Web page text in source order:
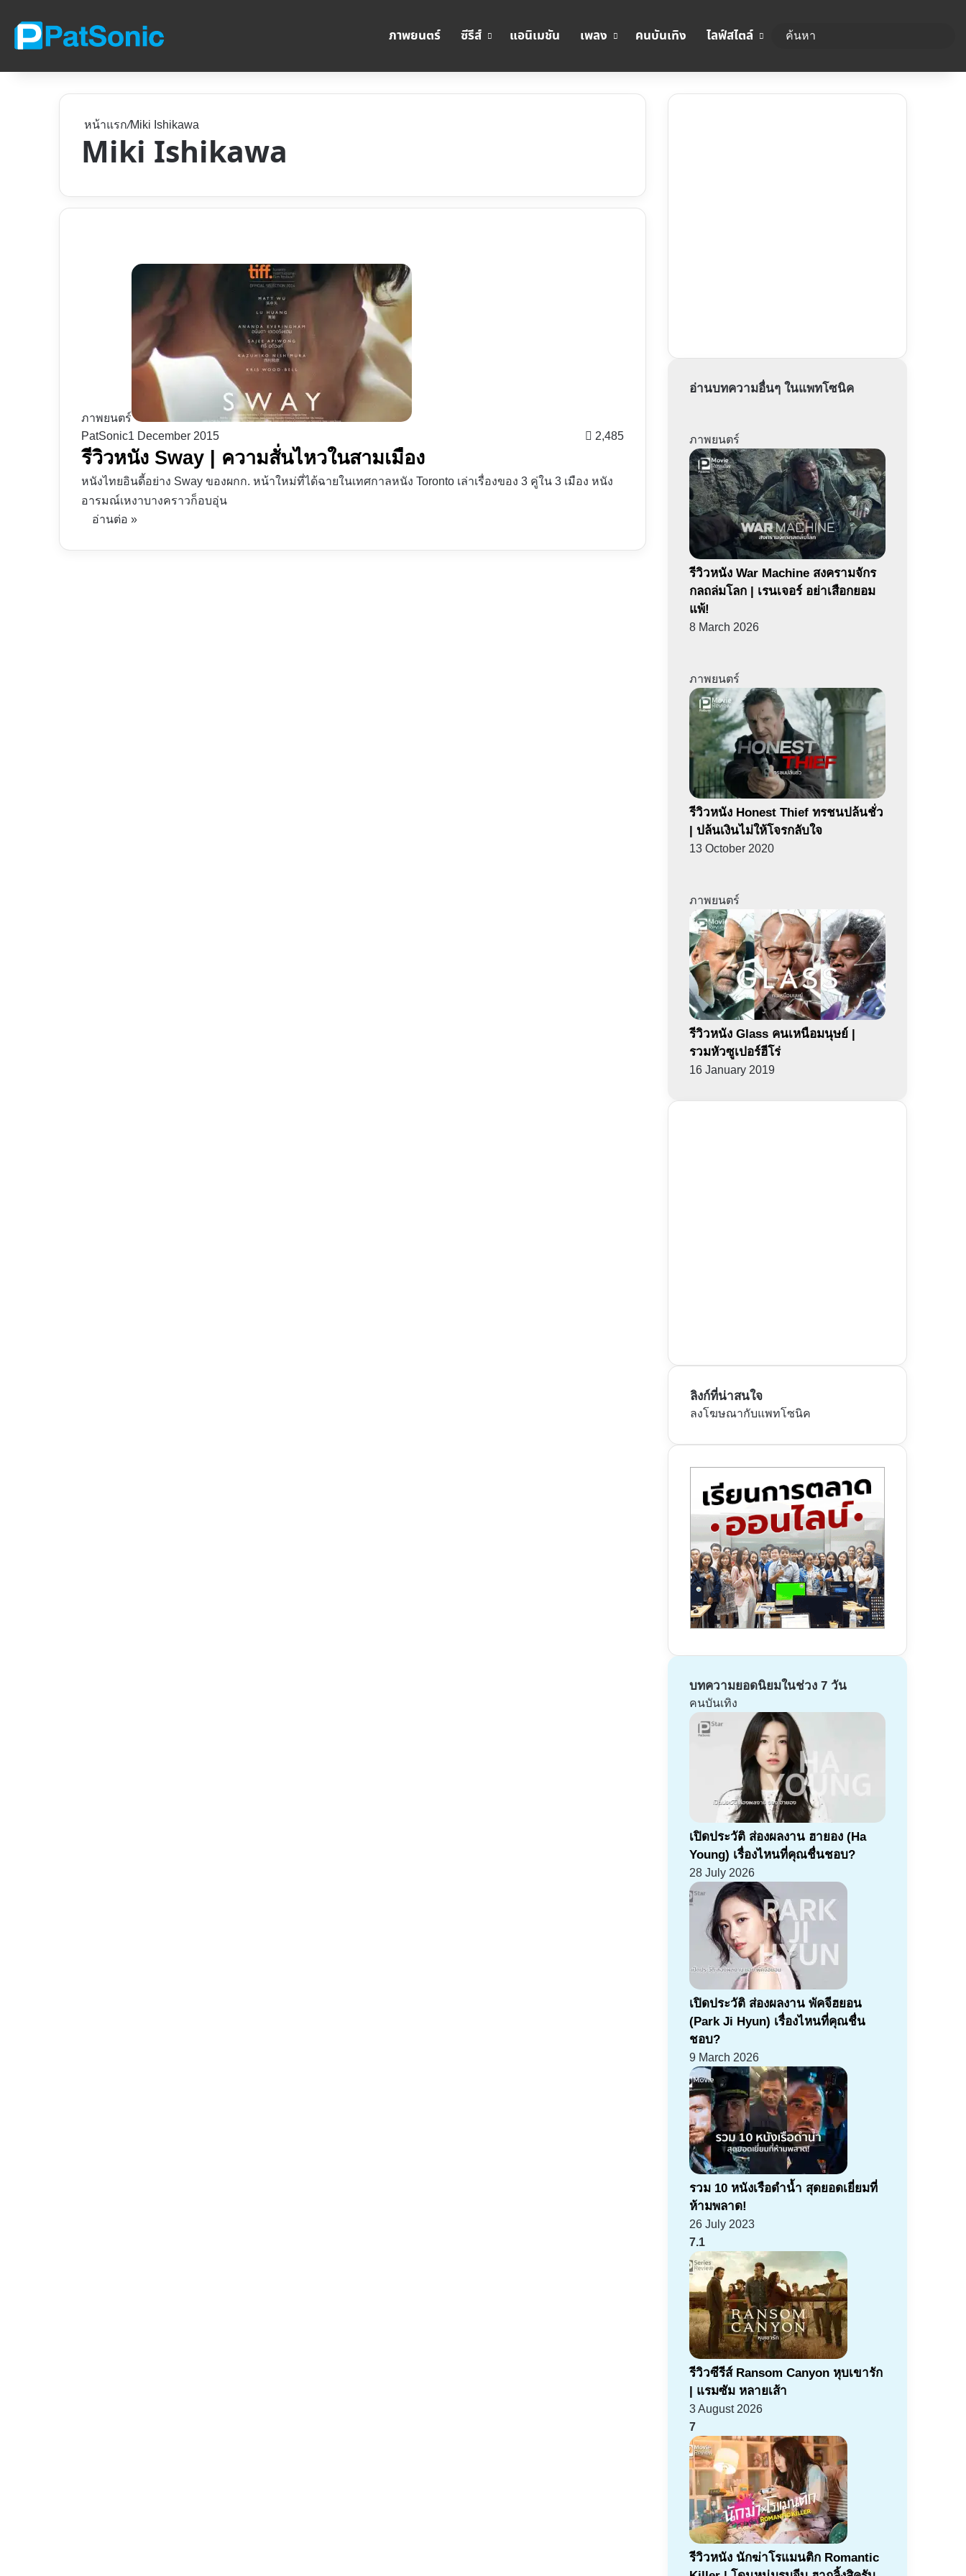
ภาพยนตร์ ซีรีส์ แอนิเมชัน เพลง คนบันเทิง ไลฟ์สไตล์
หน้าแรก/Miki Ishikawa
Miki Ishikawa
ภาพยนตร์
PatSonic1 December 2015 2,485
รีวิวหนัง Sway | ความสั่นไหวในสามเมือง
หนังไทยอินดี้อย่าง Sway ของผกก. หน้าใหม่ที่ได้ฉายในเทศกาลหนัง Toronto เล่าเรื่องของ 3 คู่ใน 3 เมือง หนัง
อารมณ์เหงาบางคราวก็อบอุ่น
อ่านต่อ »
อ่านบทความอื่นๆ ในแพทโซนิค
ภาพยนตร์
รีวิวหนัง War Machine สงครามจักร
กลถล่มโลก | เรนเจอร์ อย่าเสือกยอม
แพ้!
8 March 2026
ภาพยนตร์
รีวิวหนัง Honest Thief ทรชนปล้นชั่ว
| ปล้นเงินไม่ให้โจรกลับใจ
13 October 2020
ภาพยนตร์
รีวิวหนัง Glass คนเหนือมนุษย์ |
รวมหัวซูเปอร์ฮีโร่
16 January 2019
ลิงก์ที่น่าสนใจ
ลงโฆษณากับแพทโซนิค
บทความยอดนิยมในช่วง 7 วัน
คนบันเทิง
เปิดประวัติ ส่องผลงาน ฮายอง (Ha
Young) เรื่องไหนที่คุณชื่นชอบ?
28 July 2026
เปิดประวัติ ส่องผลงาน พัคจีฮยอน
(Park Ji Hyun) เรื่องไหนที่คุณชื่น
ชอบ?
9 March 2026
รวม 10 หนังเรือดำน้ำ สุดยอดเยี่ยมที่
ห้ามพลาด!
26 July 2023
7.1
รีวิวซีรีส์ Ransom Canyon หุบเขารัก
| แรมซัม หลายเส้า
3 August 2026
7
รีวิวหนัง นักฆ่าโรแมนติก Romantic